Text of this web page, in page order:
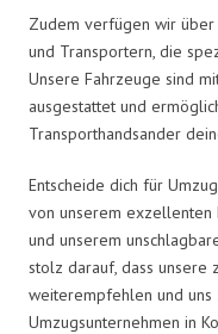
Zudem verfügen wir
und Transportern, die
Unsere Fahrzeuge sind
ausgestattet und
Transporthandsander
Entscheide dich für
von unserem exzellenten
und unserem
stolz darauf, dass unsere
weiterempfehlen und
Umzugsunternehmen in